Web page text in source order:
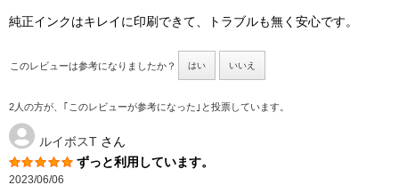
純正インクはキレイに印刷できて、トラブルも無く安心です。
このレビューは参考になりましたか？ はい いいえ
2人の方が、｢このレビューが参考になった｣と投票しています。
ルイボスT さん
ずっと利用しています。
2023/06/06